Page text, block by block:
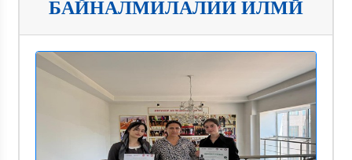
БАЙНАЛМИЛАЛИИ ИЛМӢ